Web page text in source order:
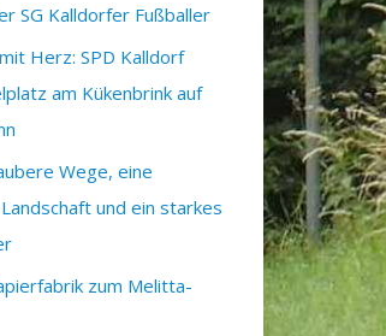
SG Kalldorfer Fußballer
Herz: SPD Kalldorf
am Kükenbrink auf
Wege, eine
und ein starkes
zum Melitta-